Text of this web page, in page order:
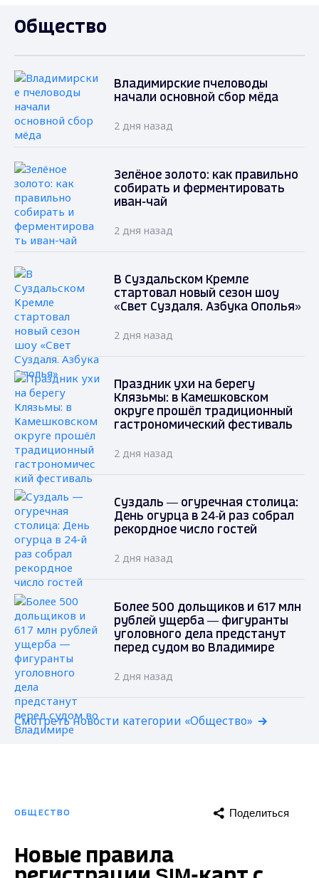
Общество
Владимирские пчеловоды
начали основной сбор мёда
2 дня назад
Зелёное золото: как правильно
собирать и ферментировать
иван-чай
2 дня назад
В Суздальском Кремле
стартовал новый сезон шоу
«Свет Суздаля. Азбука Ополья»
2 дня назад
Праздник ухи на берегу
Клязьмы: в Камешковском
округе прошёл традиционный
гастрономический фестиваль
2 дня назад
Суздаль — огуречная столица:
День огурца в 24‑й раз собрал
рекордное число гостей
2 дня назад
Более 500 дольщиков и 617 млн
рублей ущерба — фигуранты
уголовного дела предстанут
перед судом во Владимире
2 дня назад
Смотреть новости категории «Общество»
ОБЩЕСТВО Поделиться
Новые правила